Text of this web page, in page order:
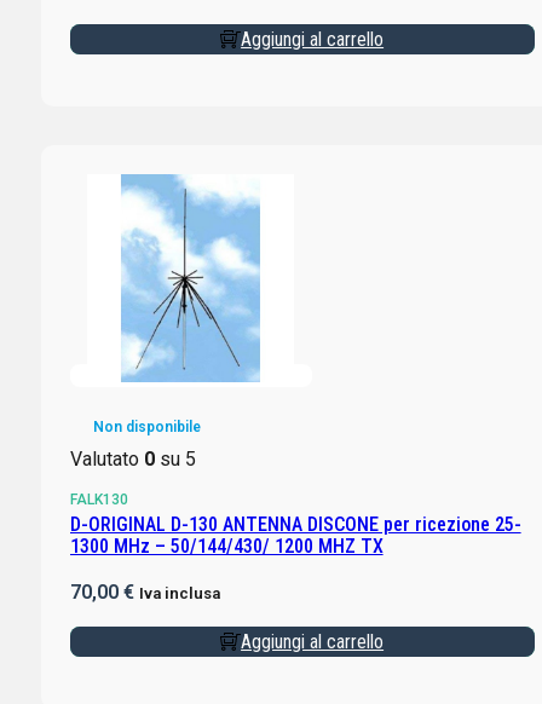
Aggiungi al carrello
Non disponibile
Valutato 0su 5
FALK130
D-ORIGINAL D-130 ANTENNA DISCONE per ricezione 25-
1300 MHz – 50/144/430/ 1200 MHZ TX
70,00 € Iva inclusa
Aggiungi al carrello